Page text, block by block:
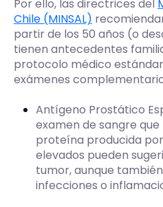
Por ello, las directrices del
Chile (MINSAL)
partir de los 50 años (o
tienen antecedentes
protocolo médico
exámenes
Antígeno Prostático
examen de sangre
proteína producida
elevados pueden
tumor, aunque
infecciones o